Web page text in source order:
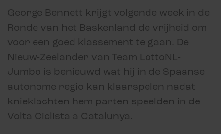
George Bennett krijgt volgende week in de
Ronde van het Baskenland de vrijheid om
voor een goed klassement te gaan. De
Nieuw-Zeelander van Team LottoNL-
Jumbo is benieuwd wat hij in de Spaanse
autonome regio kan klaarspelen nadat
knieklachten hem parten speelden in de
Volta Ciclista a Catalunya.